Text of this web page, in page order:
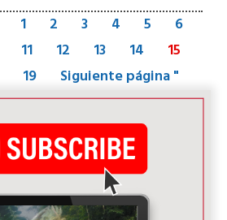
1 2 3 4 5
6
11 12 13 14
15
19 Siguiente página "